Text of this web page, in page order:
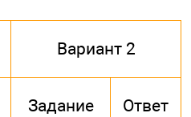
Вариант 2
Задание Ответ